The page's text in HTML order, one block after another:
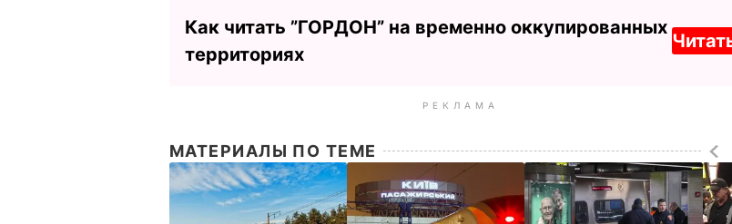
Как читать ”ГОРДОН” на временно оккупированных
территориях
РЕКЛАМА
МАТЕРИАЛЫ ПО ТЕМЕ